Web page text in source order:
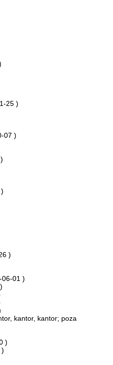
25 )
07 )
)
06-01 )
kantor, kantor; poza
)